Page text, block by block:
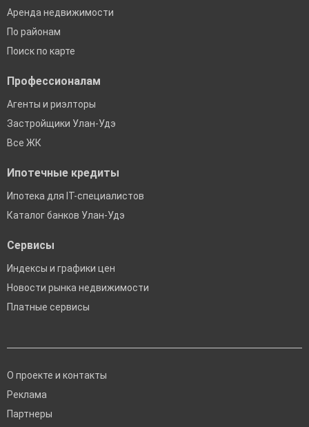
Аренда недвижимости
По районам
Поиск по карте
Профессионалам
Агенты и риэлторы
Застройщики Улан-Удэ
Все ЖК
Ипотечные кредиты
Ипотека для IT-специалистов
Каталог банков Улан-Удэ
Сервисы
Индексы и графики цен
Новости рынка недвижимости
Платные сервисы
О проекте и контакты
Реклама
Партнеры